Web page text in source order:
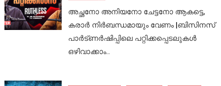
അച്ഛനോ അനിയനോ ചേട്ടനോ ആകട്ടെ,
കരാർ നിർബന്ധമായും വേണം |ബിസിനസ്
പാർട്ണർഷിപ്പിലെ പറ്റിക്കപ്പെടലുകൾ
ഒഴിവാക്കാം..